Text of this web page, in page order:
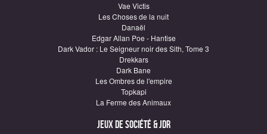
Vae Victis
Les Choses de la nuit
Danaël
Edgar Allan Poe - Hantise
Dark Vador : Le Seigneur noir des Sith, Tome 3
Drekkars
Dark Bane
Les Ombres de l'empire
Topkapi
La Ferme des Animaux
Jeux de société & JDR